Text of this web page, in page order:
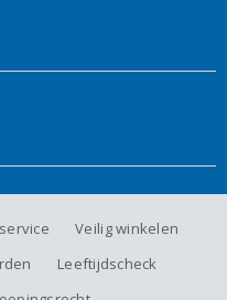
Veilig winkelen
Leeftijdscheck